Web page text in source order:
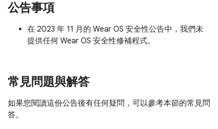
公告事項
在 2023 年 11 月的 Wear OS 安全性公告中，我們未
提供任何 Wear OS 安全性修補程式。
常見問題與解答
如果您閱讀這份公告後有任何疑問，可以參考本節的常見問
答。